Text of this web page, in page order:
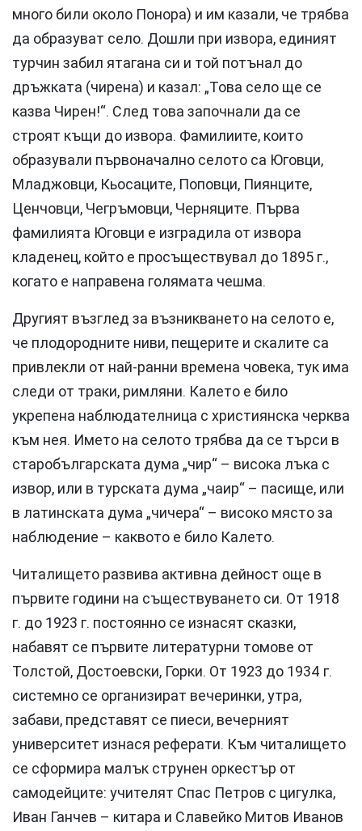
много били около Понора) и им казали, че трябва
да образуват село. Дошли при извора, единият
турчин забил ятагана си и той потънал до
дръжката (чирена) и казал: „Това село ще се
казва Чирен!“. След това започнали да се
строят къщи до извора. Фамилиите, които
образували първоначално селото са Юговци,
Младжовци, Кьосаците, Поповци, Пиянците,
Ценчовци, Чегръмовци, Черняците. Първа
фамилията Юговци е изградила от извора
кладенец, който е просъществувал до 1895 г.,
когато е направена голямата чешма.
Другият възглед за възникването на селото е,
че плодородните ниви, пещерите и скалите са
привлекли от най-ранни времена човека, тук има
следи от траки, римляни. Калето е било
укрепена наблюдателница с християнска черква
към нея. Името на селото трябва да се търси в
старобългарската дума „чир“ – висока лъка с
извор, или в турската дума „чаир“ – пасище, или
в латинската дума „чичера“ – високо място за
наблюдение – каквото е било Калето.
Читалището развива активна дейност още в
първите години на съществуването си. От 1918
г. до 1923 г. постоянно се изнасят сказки,
набавят се първите литературни томове от
Толстой, Достоевски, Горки. От 1923 до 1934 г.
системно се организират вечеринки, утра,
забави, представят се пиеси, вечерният
университет изнася реферати. Към читалището
се сформира малък струнен оркестър от
самодейците: учителят Спас Петров с цигулка,
Иван Ганчев – китара и Славейко Митов Иванов